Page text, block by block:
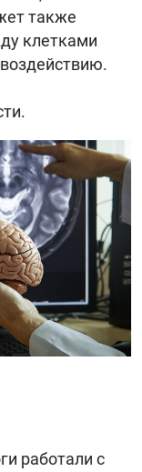
также
клетками
работали с